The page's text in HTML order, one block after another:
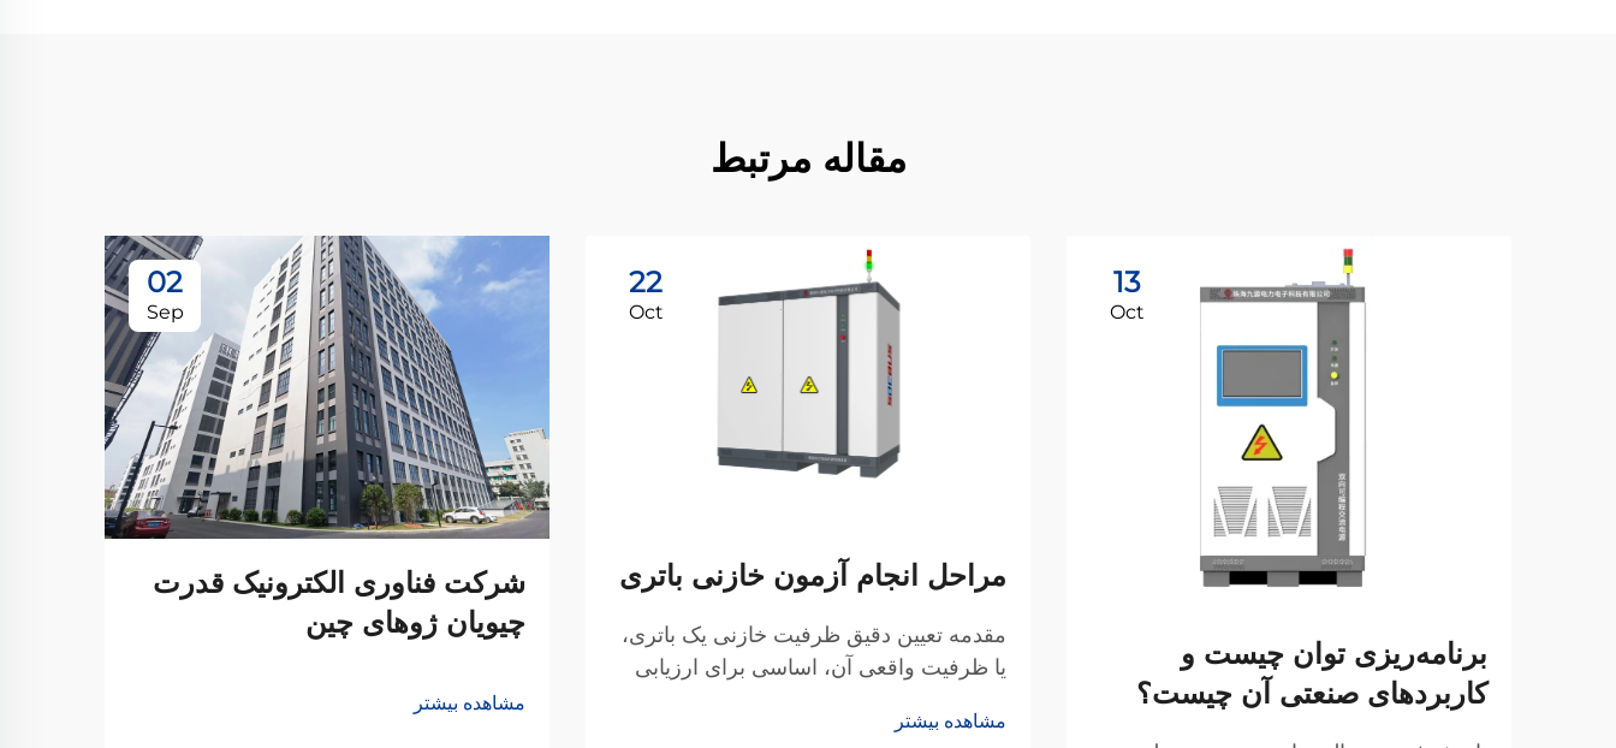
مقاله مرتبط
13
Oct
برنامه‌ریزی توان چیست و
کاربردهای صنعتی آن چیست؟
22
Oct
مراحل انجام آزمون خازنی باتری
مقدمه تعیین دقیق ظرفیت خازنی یک باتری،
یا ظرفیت واقعی آن، اساسی برای ارزیابی
برای تولیدکنندگان و بخشهای تحقیق و توسعه
مشاهده بیشتر
02
Sep
شرکت فناوری الکترونیک قدرت
چیویان ژوهای چین
مشاهده بیشتر